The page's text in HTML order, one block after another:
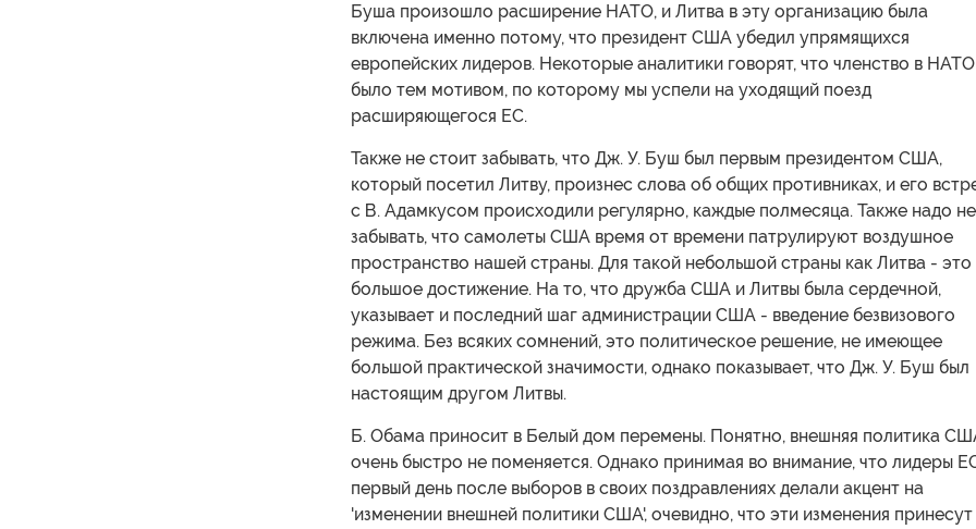
Буша произошло расширение НАТО, и Литва в эту организацию была
включена именно потому, что президент США убедил упрямящихся
европейских лидеров. Некоторые аналитики говорят, что членство в НАТО
было тем мотивом, по которому мы успели на уходящий поезд
расширяющегося ЕС.
Также не стоит забывать, что Дж. У. Буш был первым президентом США,
который посетил Литву, произнес слова об общих противниках, и его
с В. Адамкусом происходили регулярно, каждые полмесяца. Также надо не
забывать, что самолеты США время от времени патрулируют воздушное
пространство нашей страны. Для такой небольшой страны как Литва - это
большое достижение. На то, что дружба США и Литвы была сердечной,
указывает и последний шаг администрации США - введение безвизового
режима. Без всяких сомнений, это политическое решение, не имеющее
большой практической значимости, однако показывает, что Дж. У. Буш был
настоящим другом Литвы.
Б. Обама приносит в Белый дом перемены. Понятно, внешняя политика
очень быстро не поменяется. Однако принимая во внимание, что лидеры
первый день после выборов в своих поздравлениях делали акцент на
'изменении внешней политики США', очевидно, что эти изменения принесут